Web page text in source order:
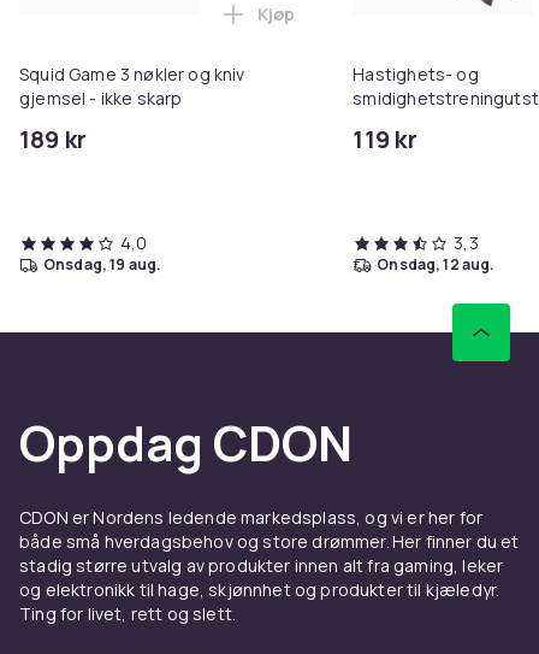
Squid Game 3 nøkler og kniv
gjemsel - ikke skarp
189 kr
Legg Squid Game 3 nøkler og
Kjøp
4,0
onsdag, 19 aug.
Hastighets- og
fallskjerm
119 kr
3,3
onsdag, 12 aug.
Oppdag CDON
CDON er Nordens ledende markedsplass, og vi er her for
både små hverdagsbehov og store drømmer. Her finner du et
stadig større utvalg av produkter innen alt fra gaming, leker
og elektronikk til hage, skjønnhet og produkter til kjæledyr.
Ting for livet, rett og slett.